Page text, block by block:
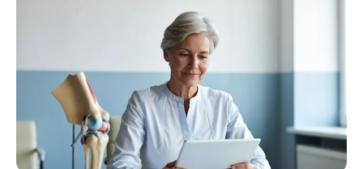
Between School Runs And Bedtime, She Found 15
ROOM30
เรื่องอื่นๆ ที่น่าสนใจ